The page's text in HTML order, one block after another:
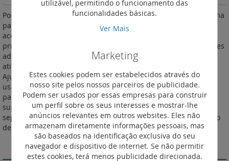
Posto interno áudio sistema 2 fios com punho para instalação na
parede ou na mesa (para instalação na mesa necessita de um
acessório ref. 344692). Possui 3 botões para o controle das
principais funções e 4 botões "soft touch" para executar funções
adicionais - por exemplo controle da luz da escada, interfone,
ativação adicional de fechadura da porta, ativações genéricas.
Ajuste do volume da campainha (com exclusão de chamada)
usando o seletor apropriado. A instalação pode ser feita na
parede usando o suporte fornecido ou usando o acessório de
suporte de mesa (1 x 344692) - para ser adquirido
separadamente. O dispositivo, também equipado com a função
de estúdio profissional (escritório), deve ser configurado.
MAIS INFORMAÇÃO
utilizável, permitindo o funcionamento das
funcionalidades básicas.
Ver Mais
Marketing
Estes cookies podem ser estabelecidos através do
nosso site pelos nossos parceiros de publicidade.
Podem ser usados por essas empresas para construir
um perfil sobre os seus interesses e mostrar-lhe
anúncios relevantes em outros websites. Eles não
armazenam diretamente informações pessoais, mas
são baseados na identificação exclusiva do seu
navegador e dispositivo de internet. Se não permitir
estes cookies, terá menos publicidade direcionada.